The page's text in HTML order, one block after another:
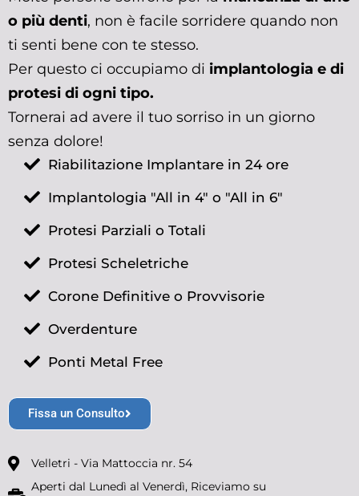
o più denti, non è facile sorridere quando non
ti senti bene con te stesso.
Per questo ci occupiamo di implantologia e di
protesi di ogni tipo.
Tornerai ad avere il tuo sorriso in un giorno
senza dolore!
Riabilitazione Implantare in 24 ore
Implantologia "All in 4" o "All in 6"
Protesi Parziali o Totali
Protesi Scheletriche
Corone Definitive o Provvisorie
Overdenture
Ponti Metal Free
Fissa un Consulto
Velletri - Via Mattoccia nr. 54
Aperti dal Lunedì al Venerdì, Riceviamo su